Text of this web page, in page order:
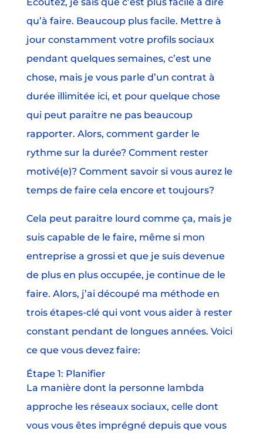
qu’à faire. Beaucoup plus facile. Mettre à
jour constamment votre profils sociaux
pendant quelques semaines, c’est une
chose, mais je vous parle d’un contrat à
durée illimitée ici, et pour quelque chose
qui peut paraitre ne pas beaucoup
rapporter. Alors, comment garder le
rythme sur la durée? Comment rester
motivé(e)? Comment savoir si vous aurez le
temps de faire cela encore et toujours?
Cela peut paraitre lourd comme ça, mais je
suis capable de le faire, même si mon
entreprise a grossi et que je suis devenue
de plus en plus occupée, je continue de le
faire. Alors, j’ai découpé ma méthode en
trois étapes-clé qui vont vous aider à rester
constant pendant de longues années. Voici
ce que vous devez faire:
Étape 1: Planifier
La manière dont la personne lambda
approche les réseaux sociaux, celle dont
vous vous êtes imprégné depuis que vous